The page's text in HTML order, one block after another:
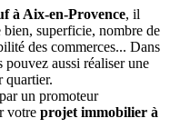
à Aix-en-Provence, il
superficie, nombre de
des commerces... Dans
aussi réaliser une
quartier.
un promoteur
votre projet immobilier à